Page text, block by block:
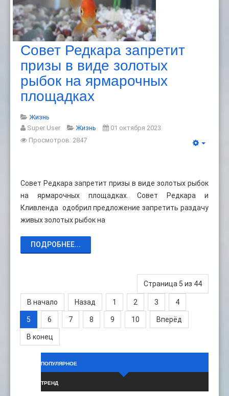
Совет Редкара запретит
призы в виде золотых
рыбок на ярмарочных
площадках
Жизнь
Super User
Жизнь
01 октября 2023
Просмотров: 2847
Совет Редкара запретит призы в виде золотых рыбок
на ярмарочных площадках. Совет Редкара и
Кливленда одобрил предложение запретить раздачу
живых золотых рыбок на
ПОДРОБНЕЕ...
Страница 5 из 44
В начало Назад 1 2 3 4
5 6 7 8 9 10 Вперёд
В конец
ПОПУЛЯРНОЕ
ТРЕНД